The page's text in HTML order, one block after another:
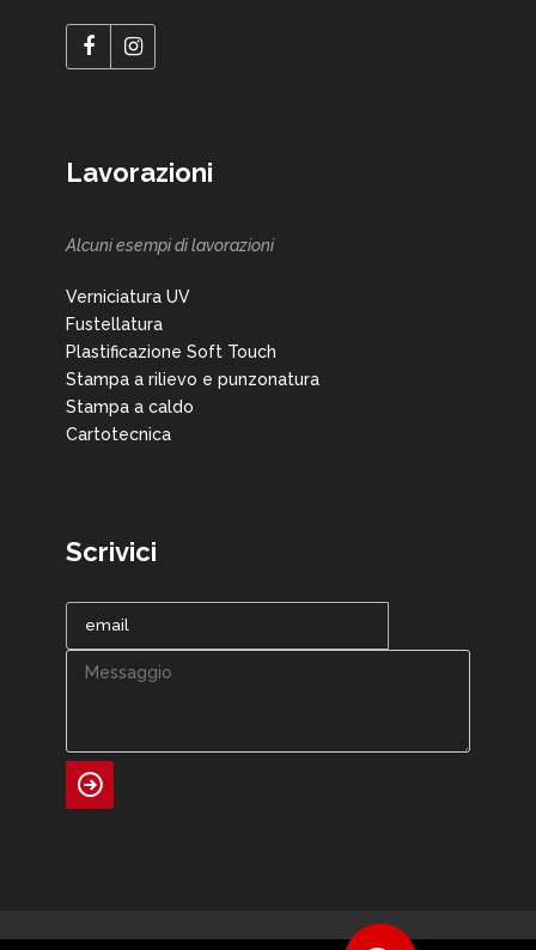
Lavorazioni
Alcuni esempi di lavorazioni
Verniciatura UV
Fustellatura
Plastificazione Soft Touch
Stampa a rilievo e punzonatura
Stampa a caldo
Cartotecnica
Scrivici